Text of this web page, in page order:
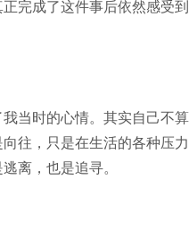
完成了这件事后依然感受到
当时的心情。其实自己不算
往，只是在生活的各种压力
离，也是追寻。